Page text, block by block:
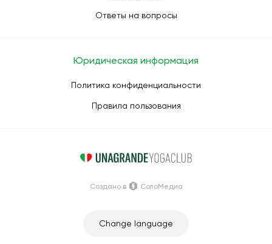
Ответы на вопросы
Юридическая информация
Политика конфиденциальности
Правила пользования
Change language
Создано в СолоМедиа